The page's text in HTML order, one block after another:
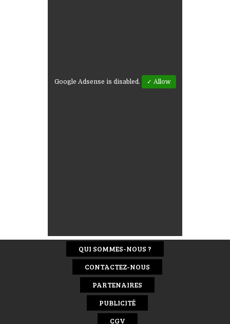
Google Adsense is disabled. ✓ Allow
QUI SOMMES-NOUS ?
CONTACTEZ-NOUS
PARTENAIRES
PUBLICITÉ
CGV